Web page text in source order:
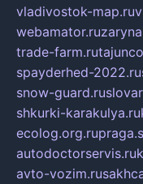
vladivostok-map.ru
webamator.ru
trade-farm.ru
spayderhed-2022.ru
snow-guard.ru
shkurki-karakulya.ru
ecolog.org.ru
autodoctorservis.ru
avto-vozim.ru